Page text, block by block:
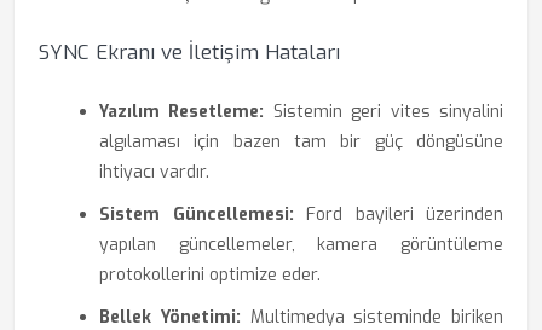
SYNC Ekranı ve İletişim Hataları
Yazılım Resetleme: Sistemin geri vites sinyalini
algılaması için bazen tam bir güç döngüsüne
ihtiyacı vardır.
Sistem Güncellemesi: Ford bayileri üzerinden
yapılan güncellemeler, kamera görüntüleme
protokollerini optimize eder.
Bellek Yönetimi: Multimedya sisteminde biriken